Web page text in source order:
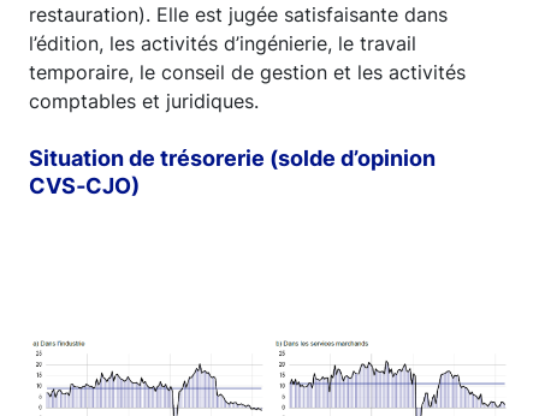
restauration). Elle est jugée satisfaisante dans
l’édition, les activités d’ingénierie, le travail
temporaire, le conseil de gestion et les activités
comptables et juridiques.
Situation de trésorerie (solde d’opinion
CVS‑CJO)